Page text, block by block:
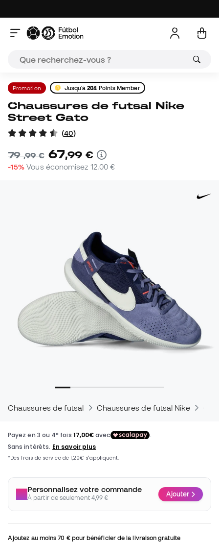
Promotion Jusqu'à204 Points Member
Chaussures de futsal Nike
Street Gato
(40)
79,99 € 67,99 €
-15% Vous économisez 12,00 €
Chaussures de futsal Chaussures de futsal Nike
Personnalisez votre commande
À partir de seulement 4,99 € Ajouter
Ajoutez au moins70 €pour bénéficier de la livraison gratuite